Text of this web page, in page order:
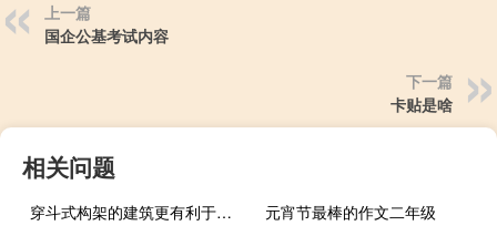
上一篇
国企公基考试内容
下一篇
卡贴是啥
相关问题
穿斗式构架的建筑更有利于抗风抗震
元宵节最棒的作文二年级